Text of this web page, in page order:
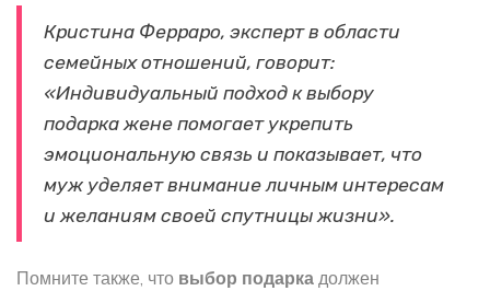
Кристина Ферраро, эксперт в области
семейных отношений, говорит:
«Индивидуальный подход к выбору
подарка жене помогает укрепить
эмоциональную связь и показывает, что
муж уделяет внимание личным интересам
и желаниям своей спутницы жизни».
Помните также, что выбор подарка должен